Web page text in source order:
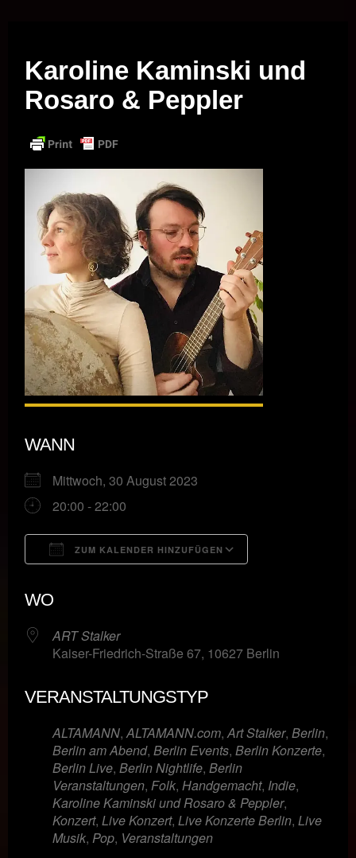
Karoline Kaminski und
Rosaro & Peppler
WANN
Mittwoch, 30 August 2023
20:00 - 22:00
ZUM KALENDER HINZUFÜGEN
WO
ART Stalker
Kaiser-Friedrich-Straße 67, 10627 Berlin
VERANSTALTUNGSTYP
ALTAMANN,ALTAMANN.com,Art Stalker, Berlin,
Berlin am Abend, Berlin Events, Berlin Konzerte,
Berlin Live, Berlin Nightlife, Berlin
Veranstaltungen, Folk, Handgemacht, Indie,
Karoline Kaminski und Rosaro & Peppler,
Konzert, Live Konzert, Live Konzerte Berlin, Live
Musik, Pop, Veranstaltungen